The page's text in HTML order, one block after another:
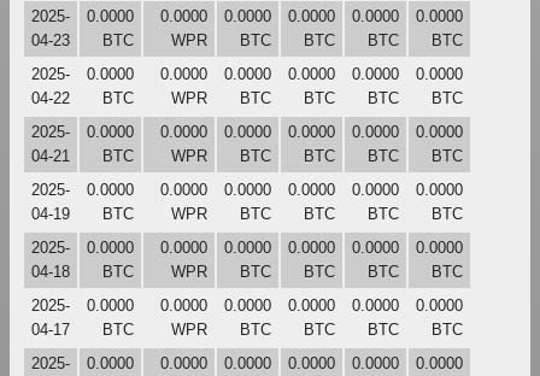
2025-
04-23
0.0000
BTC
0.0000
WPR
0.0000
BTC
0.0000
BTC
0.0000
BTC
0.0000
BTC
2025-
04-22
0.0000
BTC
0.0000
WPR
0.0000
BTC
0.0000
BTC
0.0000
BTC
0.0000
BTC
2025-
04-21
0.0000
BTC
0.0000
WPR
0.0000
BTC
0.0000
BTC
0.0000
BTC
0.0000
BTC
2025-
04-19
0.0000
BTC
0.0000
WPR
0.0000
BTC
0.0000
BTC
0.0000
BTC
0.0000
BTC
2025-
04-18
0.0000
BTC
0.0000
WPR
0.0000
BTC
0.0000
BTC
0.0000
BTC
0.0000
BTC
2025-
04-17
0.0000
BTC
0.0000
WPR
0.0000
BTC
0.0000
BTC
0.0000
BTC
0.0000
BTC
2025-
0.0000
0.0000
0.0000
0.0000
0.0000
0.0000